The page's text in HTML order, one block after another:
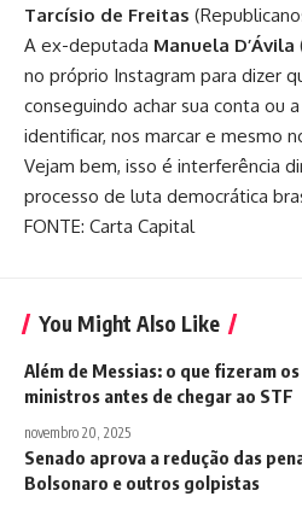
Tarcísio de Freitas
A ex-deputada Manuela D’Ávila
no próprio Instagram para dizer
conseguindo achar sua conta ou
identificar, nos marcar e mesmo
Vejam bem, isso é interferência
processo de luta democrática
FONTE: Carta Capital
You Might Also Like
Além de Messias: o que fizeram
ministros antes de chegar ao STF
novembro 20, 2025
Senado aprova a redução das
Bolsonaro e outros golpistas